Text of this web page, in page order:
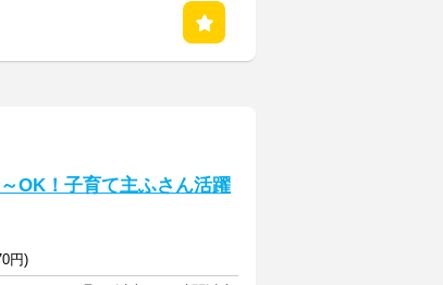
OK！子育て主ふさん活躍
円)